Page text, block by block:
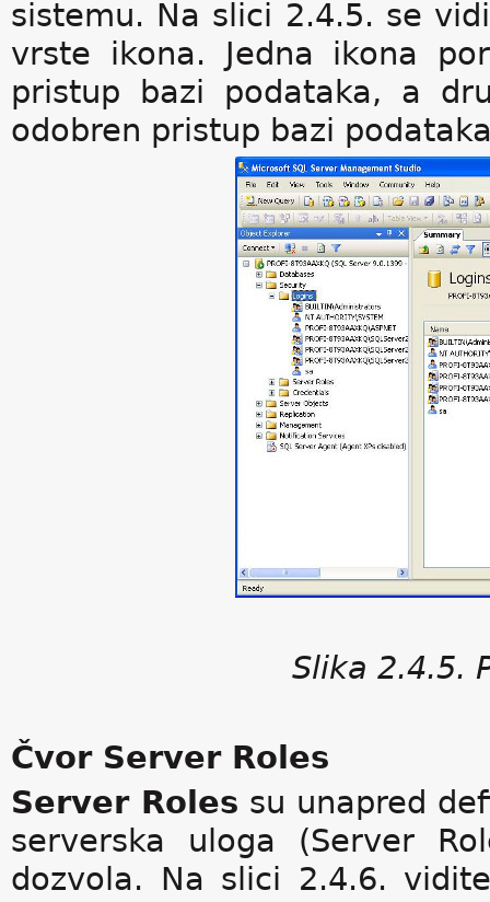
sistemu. Na slici 2.4.5. se
vrste ikona. Jedna ikona
pristup bazi podataka, a
odobren pristup bazi
Slika 2.4.5.
Čvor Server Roles
Server Roles su unapred
serverska uloga (Server
dozvola. Na slici 2.4.6.